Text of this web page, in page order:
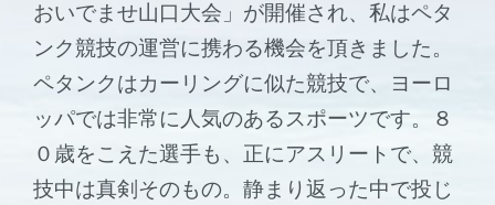
おいでませ山口大会」が開催され、私はペタ
ンク競技の運営に携わる機会を頂きました。
ペタンクはカーリングに似た競技で、ヨーロ
ッパでは非常に人気のあるスポーツです。８
０歳をこえた選手も、正にアスリートで、競
技中は真剣そのもの。静まり返った中で投じ